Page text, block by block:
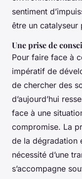
sentiment
être un catalyseur
Une prise de
Pour faire face à
impératif de
de chercher des
d’aujourd’hui
face à une
compromise. La
de la dégradation
nécessité d’une
s’accompagne